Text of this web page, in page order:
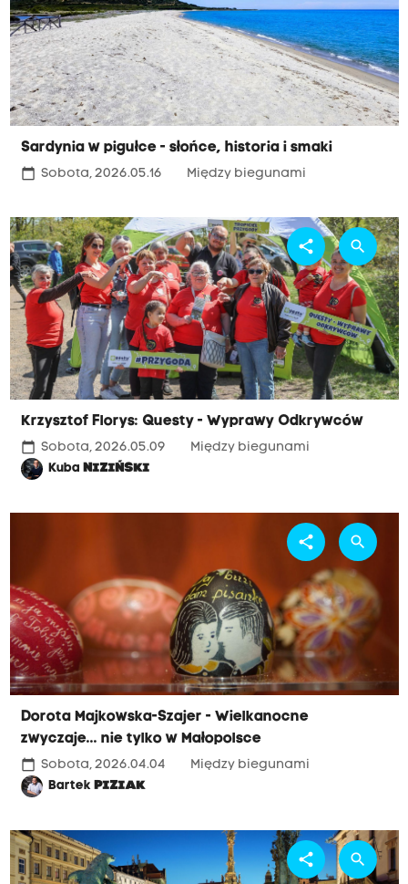
Sardynia w pigułce - słońce, historia i smaki
calendar_today Sobota, 2026.05.16 Między biegunami
Krzysztof Florys: Questy - Wyprawy Odkrywców
calendar_today Sobota, 2026.05.09
Między biegunami
KubaNIZIŃSKI
share search
Dorota Majkowska-Szajer - Wielkanocne
zwyczaje... nie tylko w Małopolsce
calendar_today Sobota, 2026.04.04
Między biegunami
BartekPIZIAK
share search
share search